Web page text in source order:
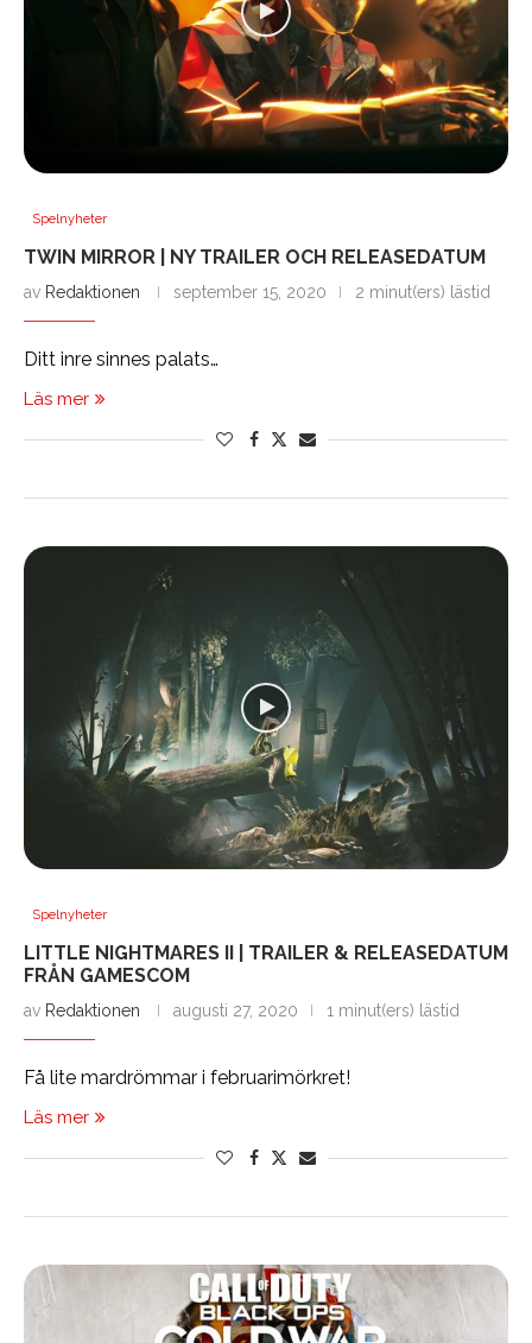
Spelnyheter
TWIN MIRROR | NY TRAILER OCH RELEASEDATUM
av Redaktionen september 15, 2020 2 minut(ers) lästid
Ditt inre sinnes palats…
Läs mer
Spelnyheter
LITTLE NIGHTMARES II | TRAILER & RELEASEDATUM
FRÅN GAMESCOM
av Redaktionen augusti 27, 2020 1 minut(ers) lästid
Få lite mardrömmar i februarimörkret!
Läs mer